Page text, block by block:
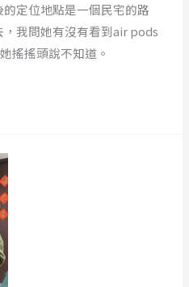
定位地點是一個民宅的路
我問她有沒有看到air pods
搖搖頭說不知道。